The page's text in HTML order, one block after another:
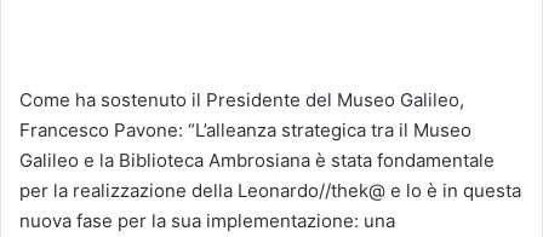
Come ha sostenuto il Presidente del Museo Galileo,
Francesco Pavone: “L’alleanza strategica tra il Museo
Galileo e la Biblioteca Ambrosiana è stata fondamentale
per la realizzazione della Leonardo//thek@ e lo è in questa
nuova fase per la sua implementazione: una